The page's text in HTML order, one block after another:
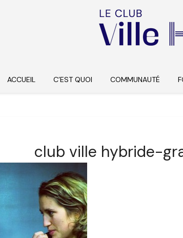
ACCUEIL C’EST QUOI COMMUNAUTÉ
club ville hybride-